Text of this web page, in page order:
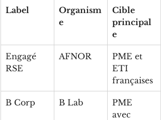
Label
Organism
e
Cible
principal
e
Engagé
RSE
AFNOR
PME et
ETI
françaises
B Corp B Lab
PME
avec